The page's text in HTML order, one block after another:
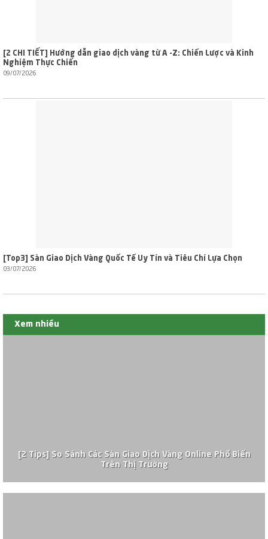
[2 CHI TIẾT] Hướng dẫn giao dịch vàng từ A -Z: Chiến Lược và Kinh
Nghiệm Thực Chiến
09/07/2026
[Top3] Sàn Giao Dịch Vàng Quốc Tế Uy Tín và Tiêu Chí Lựa Chọn
03/07/2026
Xem nhiều
[2 Tips] So Sánh Các Sàn Giao Dịch Vàng Online Phổ Biến
Trên Thị Trường